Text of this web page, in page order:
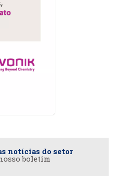
notícias do setor
boletim